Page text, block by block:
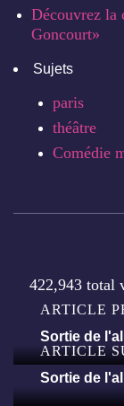
Découvrez
Goncourt»
Sujets
paris
théâtre
Comédie
422,943 total
Article
précédent
ARTICLE
Sortie de
Article
ARTICLE
Sortie de